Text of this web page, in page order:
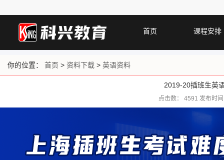
首页 课程安排
你的位置： 首页 > 资料下载 > 英语资料
2019-20插班生英
点击数： 4591 发布时